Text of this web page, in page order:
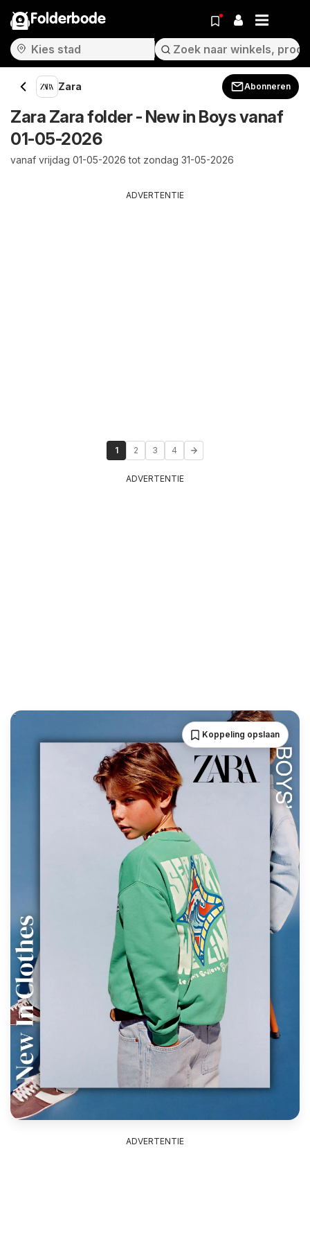
Folderbode
Zara Abonneren
Zara Zara folder - New in Boys vanaf
01-05-2026
vanaf vrijdag 01-05-2026 tot zondag 31-05-2026
ADVERTENTIE
1 2 3 4
ADVERTENTIE
Koppeling opslaan
ADVERTENTIE